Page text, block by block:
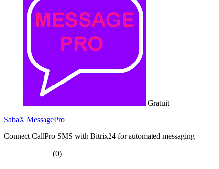
Gratuit
SabaX MessagePro
Connect CallPro SMS with Bitrix24 for automated messaging
(0)